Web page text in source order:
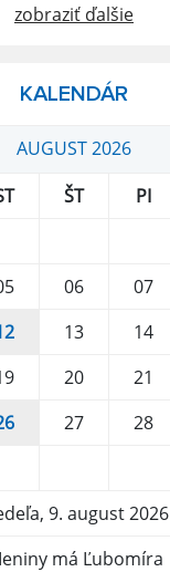
zobraziť ďalšie
KALENDÁR
AUGUST 2026
ŠT PI
06 07
13 14
20 21
27 28
9. august 2026
má Ľubomíra